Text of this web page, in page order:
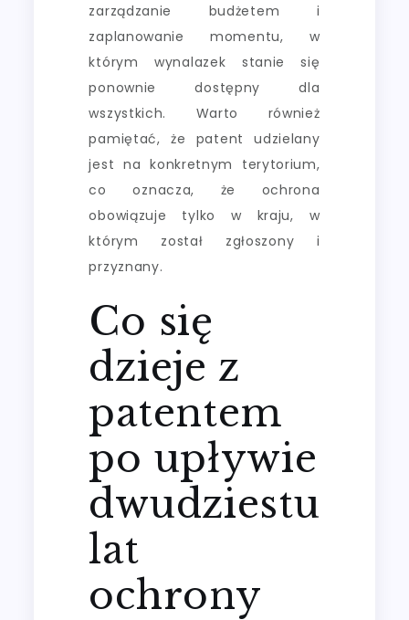
zarządzanie budżetem i
zaplanowanie momentu, w
którym wynalazek stanie się
ponownie dostępny dla
wszystkich. Warto również
pamiętać, że patent udzielany
jest na konkretnym terytorium,
co oznacza, że ochrona
obowiązuje tylko w kraju, w
którym został zgłoszony i
przyznany.
Co się
dzieje z
patentem
po upływie
dwudziestu
lat
ochrony